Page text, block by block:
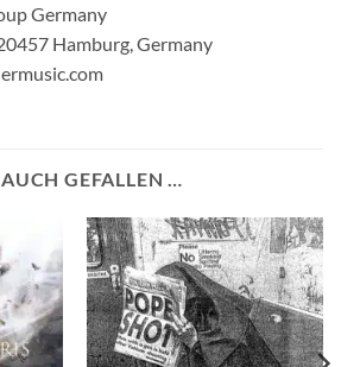
Germany
Hamburg, Germany
GEFALLEN …